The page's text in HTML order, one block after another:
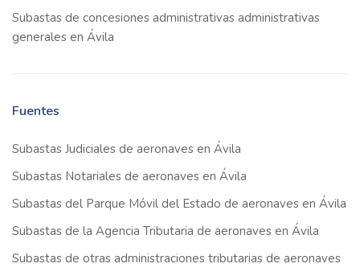
Subastas de concesiones administrativas administrativas
generales en Ávila
Fuentes
Subastas Judiciales de aeronaves en Ávila
Subastas Notariales de aeronaves en Ávila
Subastas del Parque Móvil del Estado de aeronaves en Ávila
Subastas de la Agencia Tributaria de aeronaves en Ávila
Subastas de otras administraciones tributarias de aeronaves